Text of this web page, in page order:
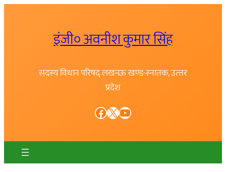
इंजी० अवनीश कुमार सिंह
सदस्य विधान परिषद् लखनऊ खण्ड-स्नातक, उत्त्तर
प्रदेश
Facebook X YouTube